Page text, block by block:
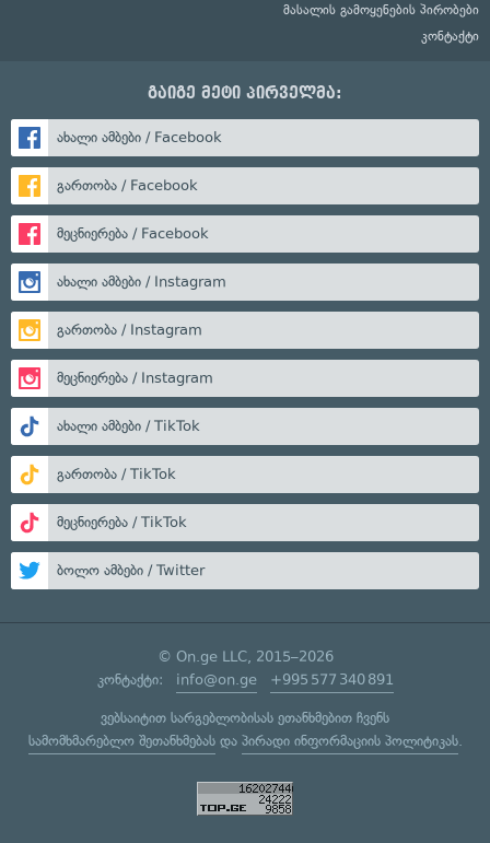
მასალის გამოყენების პირობები
კონტაქტი
გაიგე მეტი პირველმა:
ახალი ამბები / Facebook
გართობა / Facebook
მეცნიერება / Facebook
ახალი ამბები / Instagram
გართობა / Instagram
მეცნიერება / Instagram
ახალი ამბები / TikTok
გართობა / TikTok
მეცნიერება / TikTok
ბოლო ამბები / Twitter
© On.ge LLC, 2015–2026
კონტაქტი: info@on.ge +995 577 340 891
ვებსაიტით სარგებლობისას ეთანხმებით ჩვენს
სამომხმარებლო შეთანხმებასდა პირადი ინფორმაციის პოლიტიკას.